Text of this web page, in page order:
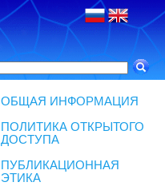
ОБЩАЯ ИНФОРМАЦИЯ
ПОЛИТИКА ОТКРЫТОГО
ДОСТУПА
ПУБЛИКАЦИОННАЯ
ЭТИКА